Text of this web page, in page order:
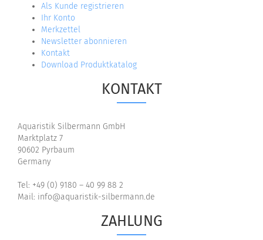
Als Kunde registrieren
Ihr Konto
Merkzettel
Newsletter abonnieren
Kontakt
Download Produktkatalog
KONTAKT
Aquaristik Silbermann GmbH
Marktplatz 7
90602 Pyrbaum
Germany
Tel: +49 (0) 9180 – 40 99 88 2
Mail: info@aquaristik-silbermann.de
ZAHLUNG